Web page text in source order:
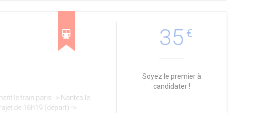
le train paris -> Nantes le
de 16h19 (départ) ->
35 €
Soyez le premier à
candidater !